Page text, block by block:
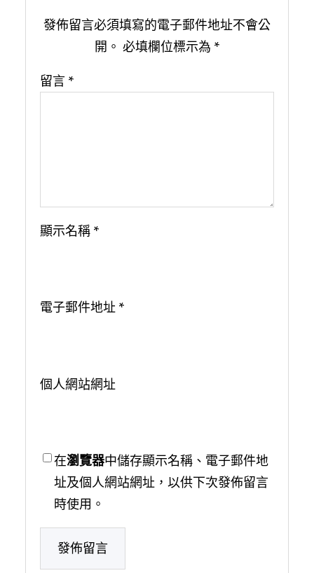
發佈留言必須填寫的電子郵件地址不會公
開。 必填欄位標示為 *
留言 *
顯示名稱 *
電子郵件地址 *
個人網站網址
在瀏覽器中儲存顯示名稱、電子郵件地
址及個人網站網址，以供下次發佈留言
時使用。